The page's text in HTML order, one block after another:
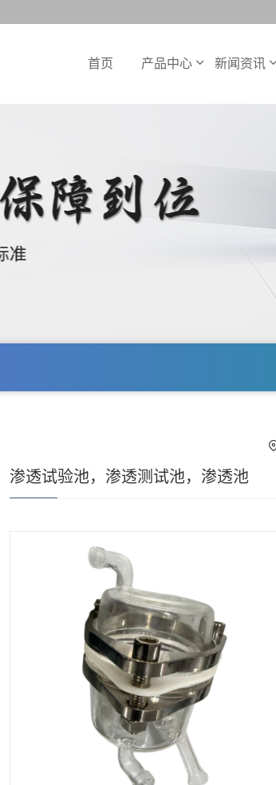
首页 产品中心 新闻资讯
渗透试验池‌，渗透测试池，渗透池